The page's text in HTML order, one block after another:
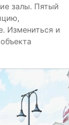
залы. Пятый
Измениться и